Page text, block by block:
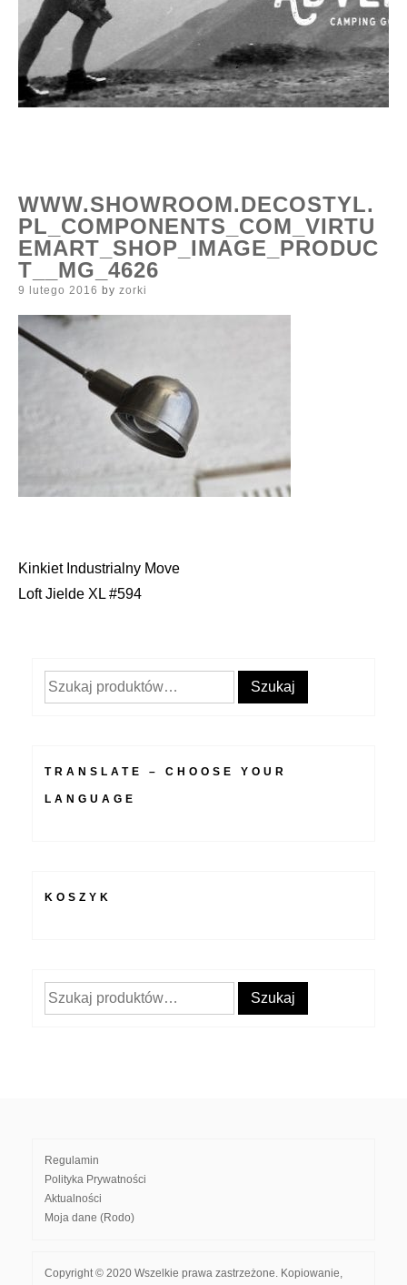
WWW.SHOWROOM.DECOSTYL.
PL_COMPONENTS_COM_VIRTU
EMART_SHOP_IMAGE_PRODUC
T__MG_4626
Posted
9 lutego 2016 by zorki
Nawigacja
Kinkiet Industrialny Move
Loft Jielde XL #594
Szukaj: Szukaj
TRANSLATE – CHOOSE YOUR
LANGUAGE
KOSZYK
Szukaj: Szukaj
Regulamin
Polityka Prywatności
Aktualności
Moja dane (Rodo)
Copyright © 2020 Wszelkie prawa zastrzeżone. Kopiowanie,